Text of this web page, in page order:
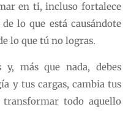
en ti, incluso fortalece
lo que está causándote
lo que tú no logras.
y, más que nada, debes
y tus cargas, cambia tus
todo aquello